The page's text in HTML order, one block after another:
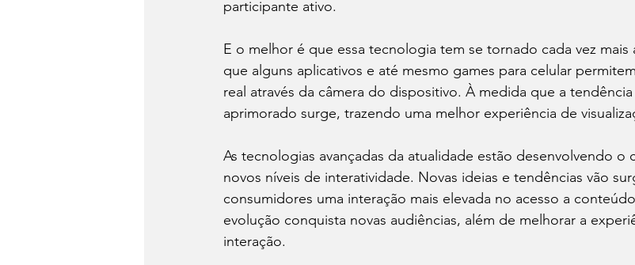
participante ativo.
E o melhor é que essa tecnologia tem se tornado cada vez mais
que alguns aplicativos e até mesmo games para celular
real através da câmera do dispositivo. À medida que a
aprimorado surge, trazendo uma melhor experiência de
As tecnologias avançadas da atualidade estão desenvolvendo o
novos níveis de interatividade. Novas ideias e tendências vão
consumidores uma interação mais elevada no acesso a
evolução conquista novas audiências, além de melhorar a
interação.